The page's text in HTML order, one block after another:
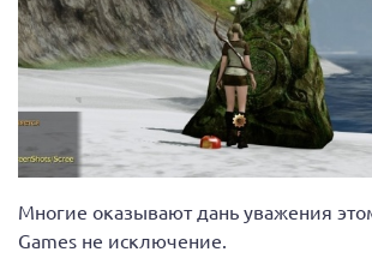
Многие оказывают дань уважения
Games не исключение.